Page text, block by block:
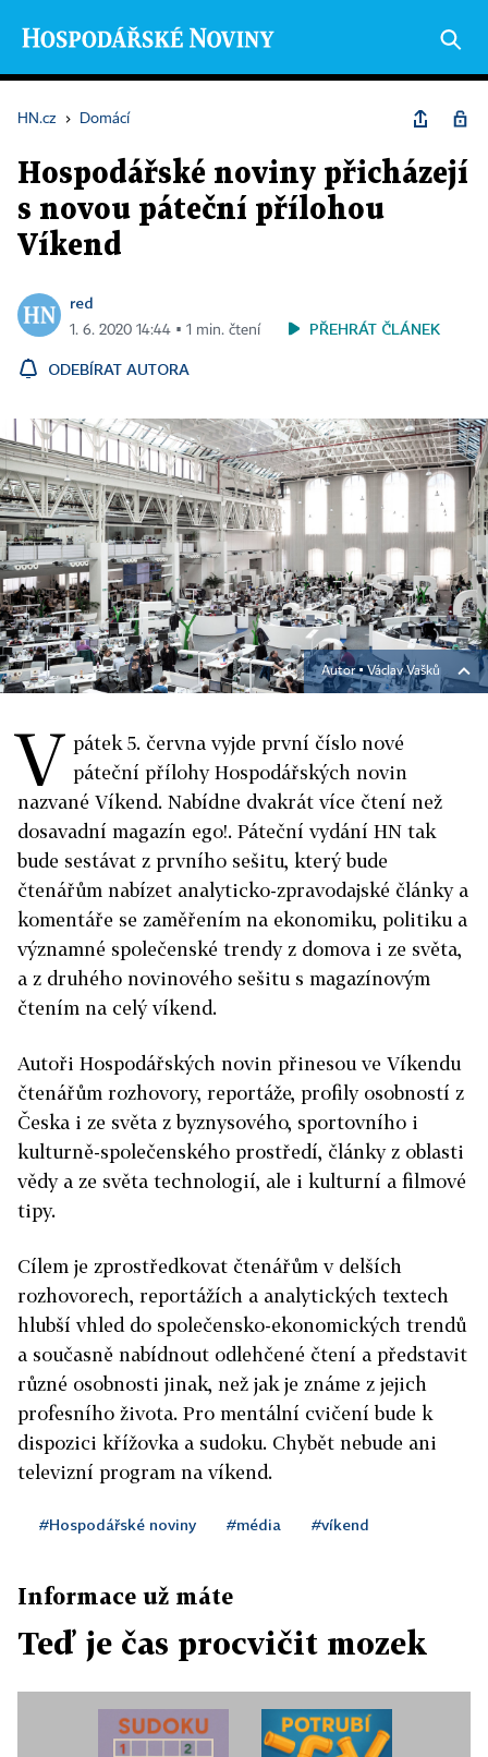
HN.cz › Domácí
Hospodářské noviny přicházejí
s novou páteční přílohou
Víkend
red
1. 6. 2020 14:44 ▪ 1 min. čtení PŘEHRÁT ČLÁNEK
ODEBÍRAT AUTORA
Autor ▪ Václav Vašků
V pátek 5. června vyjde první číslo nové
páteční přílohy Hospodářských novin
nazvané Víkend. Nabídne dvakrát více čtení než
dosavadní magazín ego!. Páteční vydání HN tak
bude sestávat z prvního sešitu, který bude
čtenářům nabízet analyticko-zpravodajské články a
komentáře se zaměřením na ekonomiku, politiku a
významné společenské trendy z domova i ze světa,
a z druhého novinového sešitu s magazínovým
čtením na celý víkend.
Autoři Hospodářských novin přinesou ve Víkendu
čtenářům rozhovory, reportáže, profily osobností z
Česka i ze světa z byznysového, sportovního i
kulturně-společenského prostředí, články z oblasti
vědy a ze světa technologií, ale i kulturní a filmové
tipy.
Cílem je zprostředkovat čtenářům v delších
rozhovorech, reportážích a analytických textech
hlubší vhled do společensko-ekonomických trendů
a současně nabídnout odlehčené čtení a představit
různé osobnosti jinak, než jak je známe z jejich
profesního života. Pro mentální cvičení bude k
dispozici křížovka a sudoku. Chybět nebude ani
televizní program na víkend.
#Hospodářské noviny #média #víkend
Informace už máte
Teď je čas procvičit mozek